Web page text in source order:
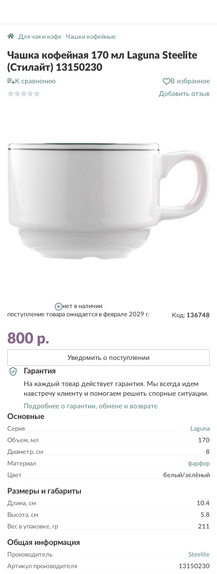
Для чая и кофе Чашки кофейные
Чашка кофейная 170 мл Laguna Steelite
(Стилайт) 13150230
К сравнению
В избранное
Добавить отзыв
Основные
Серия
Laguna
Объем, мл
170
Диаметр, см
8
Материал
фарфор
Цвет
белый/зелёный
Размеры и габариты
Длина, см
10.4
Высота, см
5.8
Вес в упаковке, гр
211
Общая информация
Производитель
Steelite
Артикул производителя
13150230
нет в наличии
поступление товара ожидается в феврале 2029 г.
Код: 136748
800 р.
Уведомить о поступлении
Гарантия
На каждый товар действует гарантия. Мы всегда идем
навстречу клиенту и помогаем решить спорные ситуации.
Подробнее о гарантии, обмене и возврате